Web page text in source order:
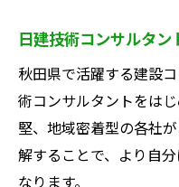
キャリアアッ
トの自己分析法
建設コンサル
かす方法
日建技術コン
日建技術コンサルタ
秋田県で活躍する建設
術コンサルタントをは
堅、地域密着型の各社
解することで、より自
なります。